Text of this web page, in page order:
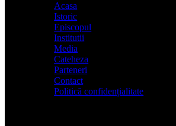
Acasa
Istoric
Episcopul
Institutii
Media
Cateheza
Parteneri
Contact
Politică confidențialitate